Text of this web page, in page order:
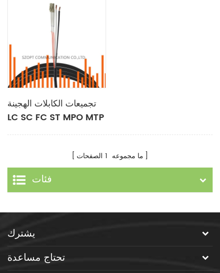
تجميعات الكابلات الهجينة
LC SC FC ST MPO MTP
E2000 SM MM
ما مجموعه 1 الصفحات
فئات
يشترك
تحتاج مساعدة